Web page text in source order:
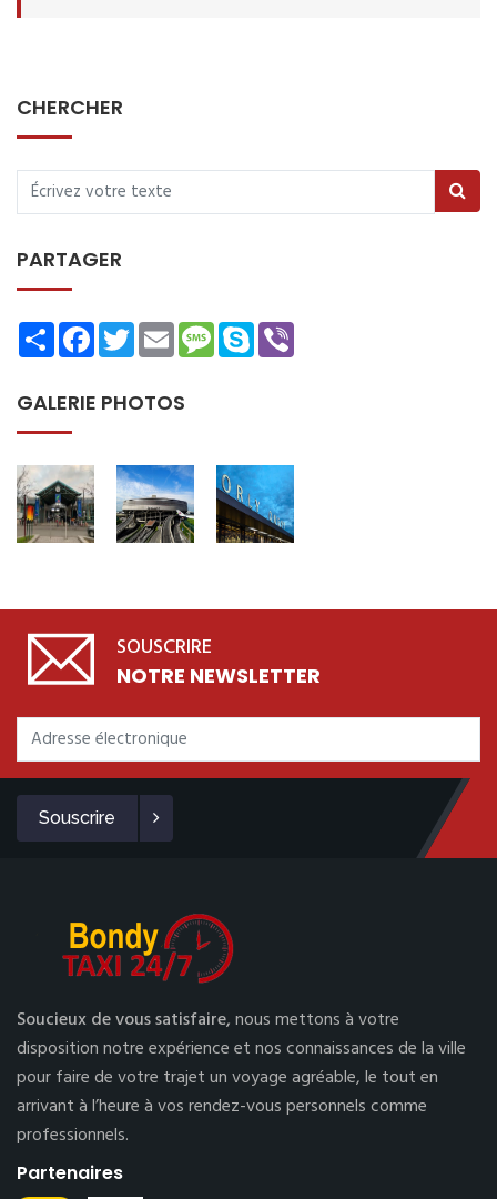
CHERCHER
PARTAGER
ShareFacebookTwitterEmailMessage
Skype
GALERIE PHOTOS
SOUSCRIRE
NOTRE NEWSLETTER
Souscrire
Soucieux de vous satisfaire,nous mettons à votre
disposition notre expérience et nos connaissances de la ville
pour faire de votre trajet un voyage agréable, le tout en
arrivant à l’heure à vos rendez-vous personnels comme
professionnels.
Partenaires